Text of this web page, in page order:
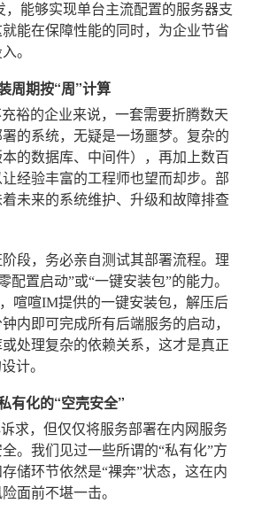
，能够实现单台主流配置的服务器支
能在保障性能的同时，为企业节省
。
周期按“周”计算
裕的企业来说，一套需要折腾数天
的系统，无疑是一场噩梦。复杂的
的数据库、中间件），再加上数百
经验丰富的工程师也望而却步。部
未来的系统维护、升级和故障排查
阶段，务必亲自测试其部署流程。理
配置启动”或“一键安装包”的能力。
喧喧IM提供的一键安装包，解压后
内即可完成所有后端服务的启动，
处理复杂的依赖关系，这才是真正
计。
有化的“空壳安全”
求，但仅仅将服务部署在内网服务
。我们见过一些所谓的“私有化”方
储环节依然是“裸奔”状态，这在内
面前不堪一击。